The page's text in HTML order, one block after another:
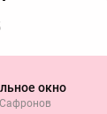
окно